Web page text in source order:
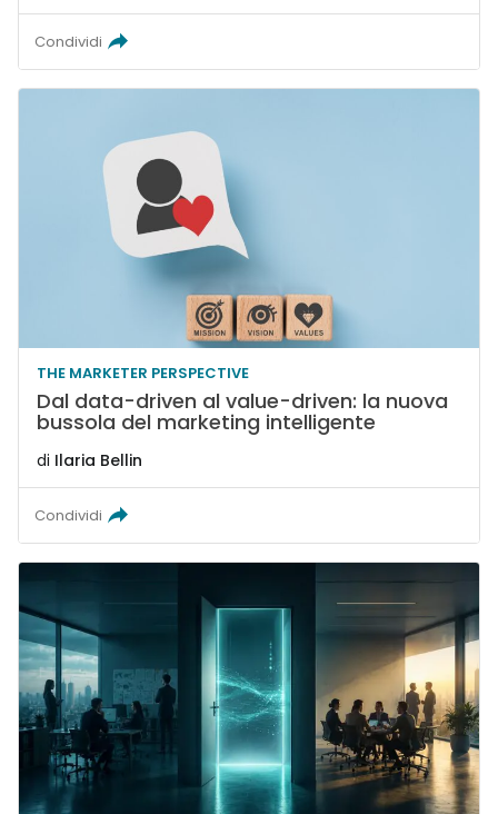
Condividi
THE MARKETER PERSPECTIVE
Dal data-driven al value-driven: la nuova
bussola del marketing intelligente
di Ilaria Bellin
Condividi